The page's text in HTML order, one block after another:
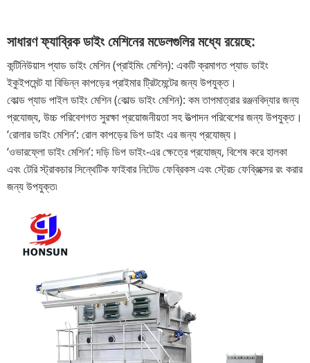
সাধারণ ফ্যাব্রিক ডাইং মেশিনের মডেলগুলির মধ্যে রয়েছে:
কন্টিনিউয়াস প্যাড ডাইং মেশিন (প্রাইমিং মেশিন): একটি ক্রমাগত প্যাড ডাইং
ইকুইপমেন্ট যা বিভিন্ন কাপড়ের প্রাইমার ট্রিটমেন্টের জন্য উপযুক্ত।
কোল্ড প্যাড পাইল ডাইং মেশিন (কোল্ড ডাইং মেশিন): কম তাপমাত্রার রঞ্জনবিদ্যার জন্য
প্রযোজ্য, উচ্চ পরিবেশগত সুরক্ষা প্রয়োজনীয়তা সহ উত্পাদন পরিবেশের জন্য উপযুক্ত।
‘রোলার ডাইং মেশিন’: রোল কাপড়ের ডিপ ডাইং এর জন্য প্রযোজ্য।
‘ওভারফ্লো ডাইং মেশিন’: দড়ি ডিপ ডাইং-এর ক্ষেত্রে প্রযোজ্য, বিশেষ করে হালকা
এবং টেরি স্ট্রাকচার সিন্থেটিক ফাইবার নিটেড ফেব্রিকস এবং স্ট্রেচ ফেব্রিক্সের রং করার
জন্য উপযুক্ত৷